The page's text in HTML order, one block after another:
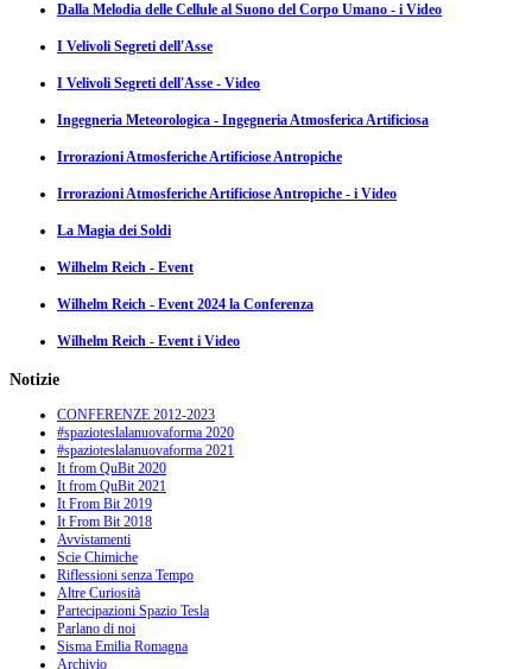
Dalla Melodia delle Cellule al Suono del Corpo Umano - i Video
I Velivoli Segreti dell'Asse
I Velivoli Segreti dell'Asse - Video
Ingegneria Meteorologica - Ingegneria Atmosferica Artificiosa
Irrorazioni Atmosferiche Artificiose Antropiche
Irrorazioni Atmosferiche Artificiose Antropiche - i Video
La Magia dei Soldi
Wilhelm Reich - Event
Wilhelm Reich - Event 2024 la Conferenza
Wilhelm Reich - Event i Video
Notizie
CONFERENZE 2012-2023
#spazioteslalanuovaforma 2020
#spazioteslalanuovaforma 2021
It from QuBit 2020
It from QuBit 2021
It From Bit 2019
It From Bit 2018
Avvistamenti
Scie Chimiche
Riflessioni senza Tempo
Altre Curiosità
Partecipazioni Spazio Tesla
Parlano di noi
Sisma Emilia Romagna
Archivio